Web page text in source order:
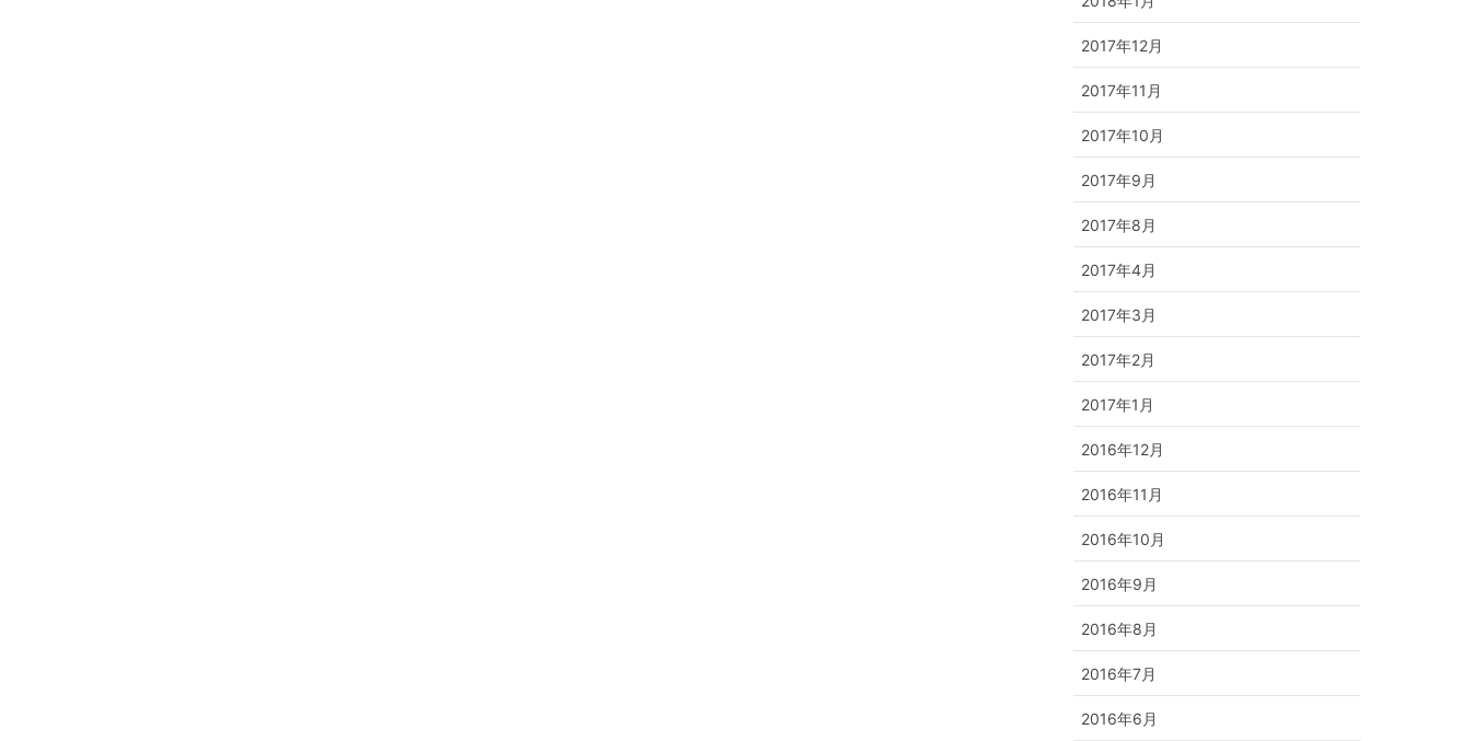
2017年12月
2017年11月
2017年10月
2017年9月
2017年8月
2017年4月
2017年3月
2017年2月
2017年1月
2016年12月
2016年11月
2016年10月
2016年9月
2016年8月
2016年7月
2016年6月